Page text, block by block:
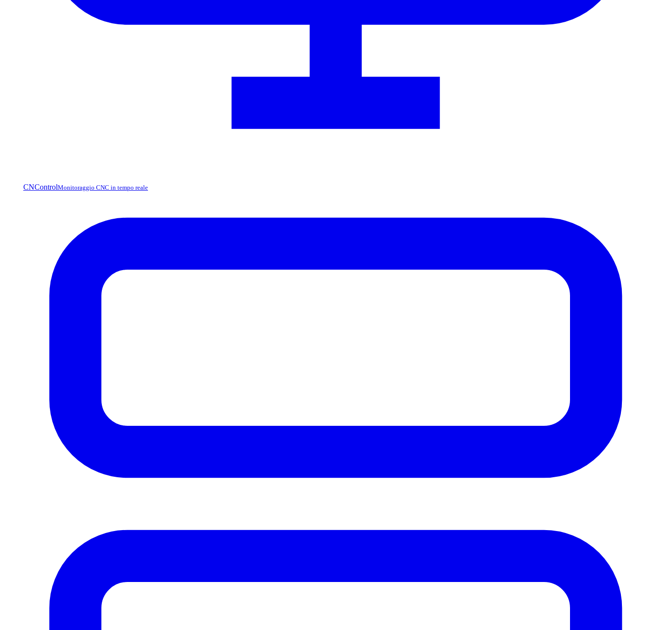
CNControlMonitoraggio CNC in tempo reale